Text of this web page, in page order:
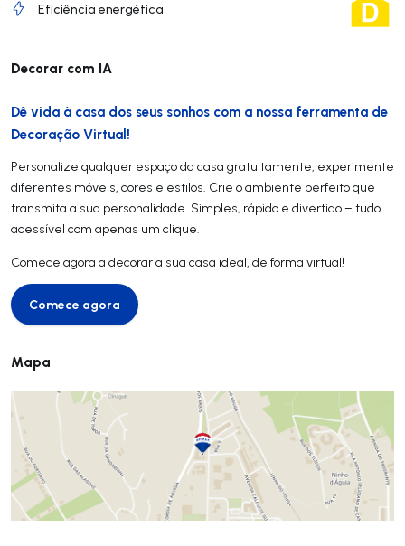
Eficiência energética
Decorar com IA
Dê vida à casa dos seus sonhos com a nossa ferramenta de
Decoração Virtual!
Personalize qualquer espaço da casa gratuitamente, experimente
diferentes móveis, cores e estilos. Crie o ambiente perfeito que
transmita a sua personalidade. Simples, rápido e divertido – tudo
acessível com apenas um clique.
Comece agora a decorar a sua casa ideal, de forma virtual!
Comece agora
Comece agora
Mapa